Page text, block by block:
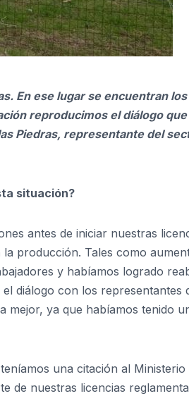
En ese lugar se encuentran los
reproducimos el diálogo que
Piedras, representante del
situación?
antes de iniciar nuestras
producción. Tales como
y habíamos logrado
diálogo con los representantes
mejor, ya que habíamos tenido
una citación al Ministerio
de nuestras licencias